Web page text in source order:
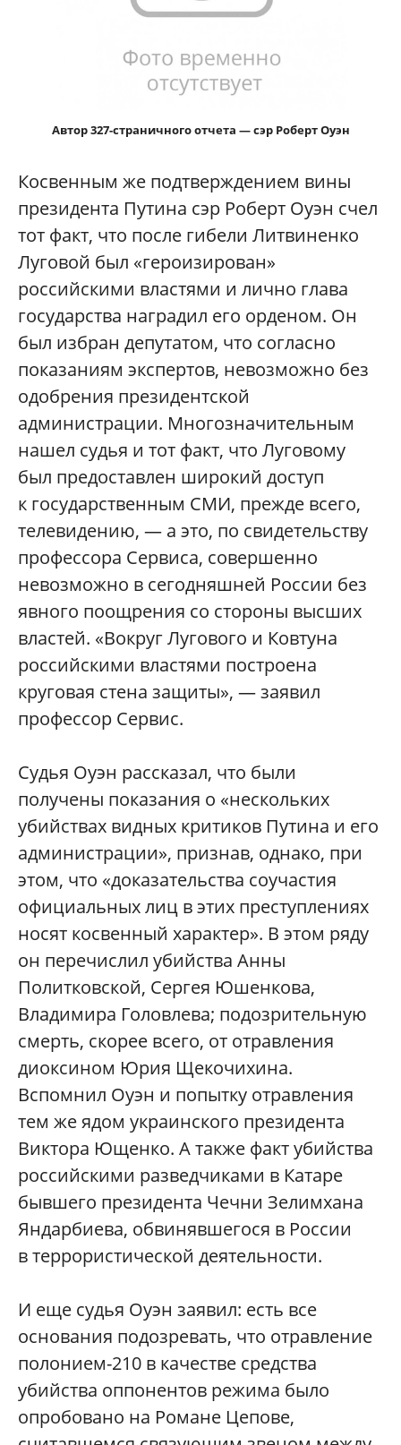
Автор 327-страничного отчета — сэр Роберт Оуэн
Косвенным же подтверждением вины
президента Путина сэр Роберт Оуэн счел
тот факт, что после гибели Литвиненко
Луговой был «героизирован»
российскими властями и лично глава
государства наградил его орденом. Он
был избран депутатом, что согласно
показаниям экспертов, невозможно без
одобрения президентской
администрации. Многозначительным
нашел судья и тот факт, что Луговому
был предоставлен широкий доступ
к государственным СМИ, прежде всего,
телевидению, — а это, по свидетельству
профессора Сервиса, совершенно
невозможно в сегодняшней России без
явного поощрения со стороны высших
властей. «Вокруг Лугового и Ковтуна
российскими властями построена
круговая стена защиты», — заявил
профессор Сервис.
Судья Оуэн рассказал, что были
получены показания о «нескольких
убийствах видных критиков Путина и его
администрации», признав, однако, при
этом, что «доказательства соучастия
официальных лиц в этих преступлениях
носят косвенный характер». В этом ряду
он перечислил убийства Анны
Политковской, Сергея Юшенкова,
Владимира Головлева; подозрительную
смерть, скорее всего, от отравления
диоксином Юрия Щекочихина.
Вспомнил Оуэн и попытку отравления
тем же ядом украинского президента
Виктора Ющенко. А также факт убийства
российскими разведчиками в Катаре
бывшего президента Чечни Зелимхана
Яндарбиева, обвинявшегося в России
в террористической деятельности.
И еще судья Оуэн заявил: есть все
основания подозревать, что отравление
полонием-210 в качестве средства
убийства оппонентов режима было
опробовано на Романе Цепове,